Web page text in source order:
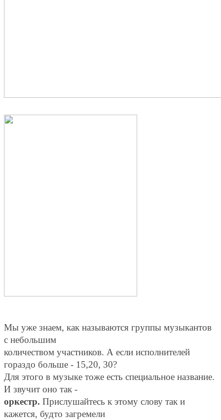
Мы уже знаем, как называются группы музыкантов
с небольшим
количеством участников. А если исполнителей
гораздо больше - 15,20, 30?
Для этого в музыке тоже есть специальное название.
И звучит оно так -
оркестр. Прислушайтесь к этому слову так и
кажется, будто загремели